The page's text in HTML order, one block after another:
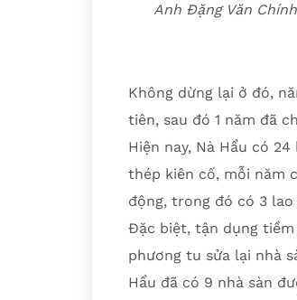
Anh Đặng Văn
Không dừng lại ở đó,
tiên, sau đó 1 năm đã
Hiện nay, Nà Hẩu có
thép kiên cố, mỗi năm
động, trong đó có 3
Đặc biệt, tận dụng tiềm
phương tu sửa lại nhà
Hẩu đã có 9 nhà sàn